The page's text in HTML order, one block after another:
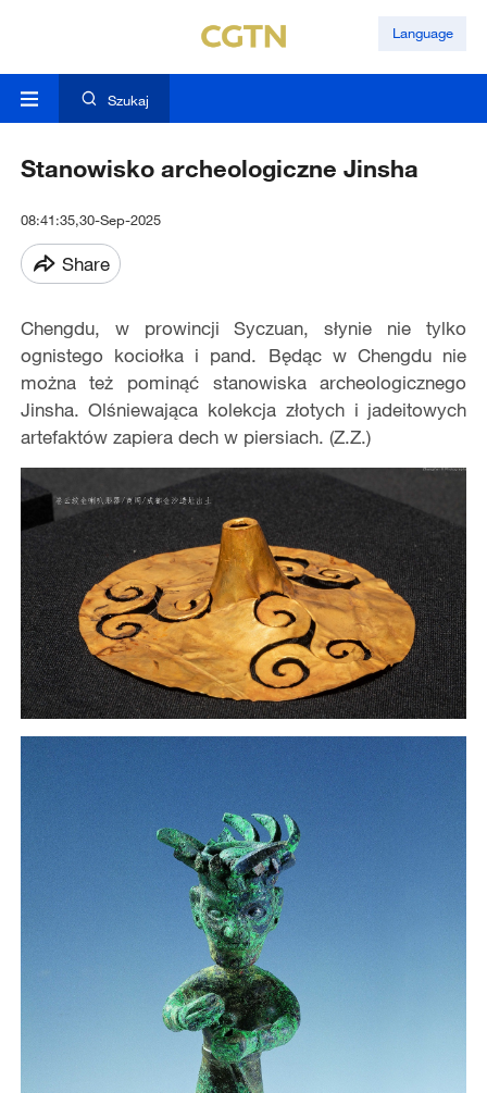
Language
Szukaj
Stanowisko archeologiczne Jinsha
08:41:35,30-Sep-2025
Share
Chengdu, w prowincji Syczuan, słynie nie tylko
ognistego kociołka i pand. Będąc w Chengdu nie
można też pominąć stanowiska archeologicznego
Jinsha. Olśniewająca kolekcja złotych i jadeitowych
artefaktów zapiera dech w piersiach. (Z.Z.)